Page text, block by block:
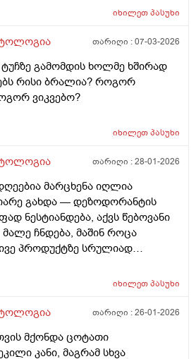
შორის . გავაგრძელე ეს ეგზემია
მაქვს საშინლად გამომშრალი
რაიმე კრემია წასმა რომ
რა შეიძლება გავაკეთო ?
იხილეთპასუხი
თარიღი :07-03-2026
გამომდის ხოლმე ხშირად
რისი ბრალია? როგორ
ვიკვებო?
იხილეთპასუხი
თარიღი :28-01-2026
მარცხენა იღლია
გახდა — დეზოდორანტის
ნესტიანდება, აქვს წებოვანი
მალე ჩნდება, მაშინ როცა
პროდუქტზე სრულიად
აშკარა ასიმეტრიაა
ოფლის ჯირკვლების აქტივობის
მირჩევთ ვარ 17 წლის ბიჭი
იხილეთპასუხი
თარიღი :26-01-2026
მქონდა ცოტათი
კანი, მაგრამ სხვა